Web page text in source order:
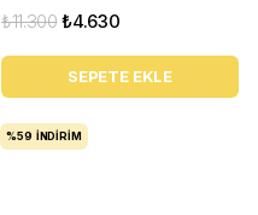
₺4.630
₺11.300
SEPETE EKLE
%59 İNDIRIM